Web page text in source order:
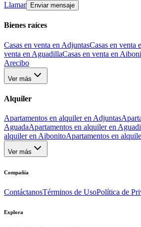
Llamar Enviar mensaje
Bienes raíces
Casas en venta en AdjuntasCasas en venta
venta en AguadillaCasas en venta en
Arecibo
Ver más
Alquiler
Apartamentos en alquiler en Adjuntas
AguadaApartamentos en alquiler en
alquiler en AibonitoApartamentos en
Ver más
Compañía
ContáctanosTérminos de UsoPolítica de
Explora